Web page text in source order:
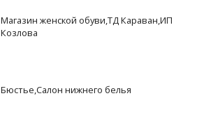
Магазин женской обуви,ТД Караван,ИП
Козлова
Бюстье,Салон нижнего белья